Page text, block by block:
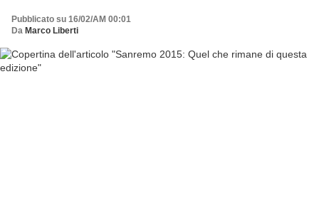
Pubblicato su 16/02/AM 00:01
Da Marco Liberti